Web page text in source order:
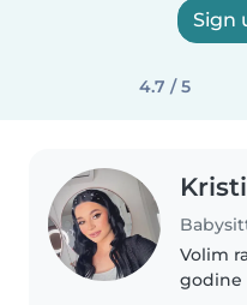
Sign
4.7 / 5
Volim
godine